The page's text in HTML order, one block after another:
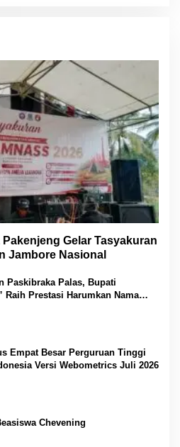
Gelar Tasyakuran
Jambore Nasional
Paskibraka Palas, Bupati
Raih Prestasi Harumkan Nama
Empat Besar Perguruan Tinggi
Versi Webometrics Juli 2026
Chevening